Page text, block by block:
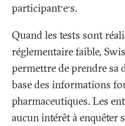
participant·e·s.
Quand les tests sont
réglementaire faible,
permettre de prendre sa
base des informations
pharmaceutiques. Les
aucun intérêt à enquêter